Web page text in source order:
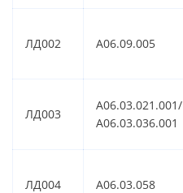
ЛД002 A06.09.005
ЛД003
A06.03.021.001/
A06.03.036.001
ЛД004 A06.03.058